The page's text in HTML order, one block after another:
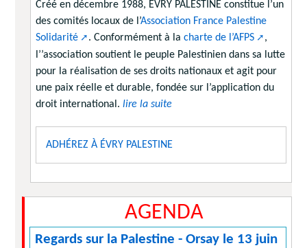
Créé en décembre 1988, EVRY PALESTINE constitue l’un
des comités locaux de l’Association France Palestine
Solidarité
. Conformément à la charte de l’AFPS
,
l’’association soutient le peuple Palestinien dans sa lutte
pour la réalisation de ses droits nationaux et agit pour
une paix réelle et durable, fondée sur l’application du
droit international. lire la suite
ADHÉREZ À ÉVRY PALESTINE
AGENDA
Regards sur la Palestine - Orsay le 13 juin